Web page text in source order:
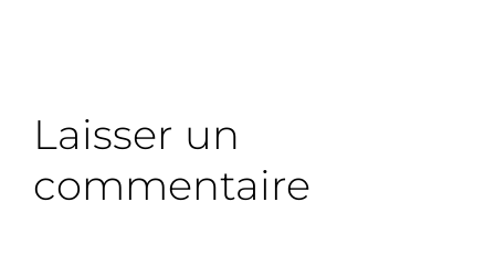
Laisser un
commentaire